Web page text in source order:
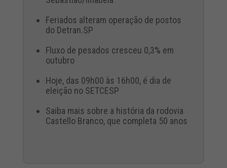
Feriados alteram operação de postos
do Detran.SP
Fluxo de pesados cresceu 0,3% em
outubro
Hoje, das 09h00 às 16h00, é dia de
eleição no SETCESP
Saiba mais sobre a história da rodovia
Castello Branco, que completa 50 anos